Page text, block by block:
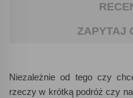
ZAPYTAJ
Niezależnie od tego czy
rzeczy w krótką podróż czy